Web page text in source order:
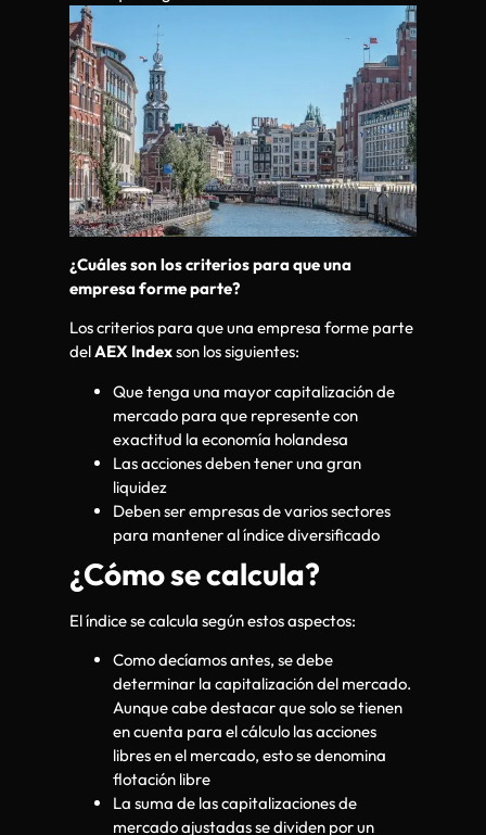
¿Cuáles son los criterios para que una
empresa forme parte?
Los criterios para que una empresa forme parte
delAEX Indexson los siguientes:
Que tenga una mayor capitalización de
mercado para que represente con
exactitud la economía holandesa
Las acciones deben tener una gran
liquidez
Deben ser empresas de varios sectores
para mantener al índice diversificado
¿Cómo se calcula?
El índice se calcula según estos aspectos:
Como decíamos antes, se debe
determinar la capitalización del mercado.
Aunque cabe destacar que solo se tienen
en cuenta para el cálculo las acciones
libres en el mercado, esto se denomina
flotación libre
La suma de las capitalizaciones de
mercado ajustadas se dividen por un